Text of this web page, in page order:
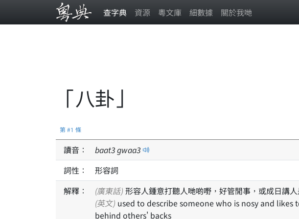
查字典 資源 粵文庫 細數據 關於我哋
「八卦」
第 #1 條
讀音： baat3gwaa3
詞性：
形容詞
解釋：
(廣東話) 形容人鍾意打聽人哋啲嘢，好管閒事，或成日講
(英文)
behind others' backs